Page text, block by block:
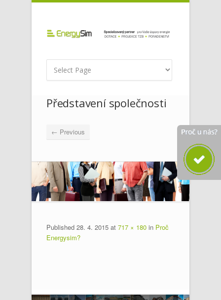
Představení společnosti
← Previous
Published 28. 4. 2015 at 717 × 180 in Proč
Energysim?